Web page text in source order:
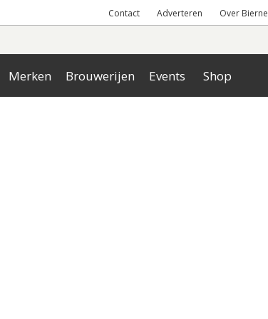
Contact Adverteren Over
Merken Brouwerijen Events Shop